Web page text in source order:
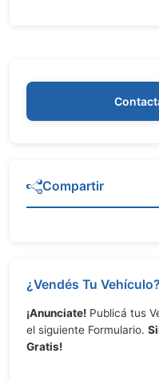
Compartir
¿Vendés Tu Vehículo?
¡Anunciate! Publicá tus
el siguiente Formulario.
Gratis!